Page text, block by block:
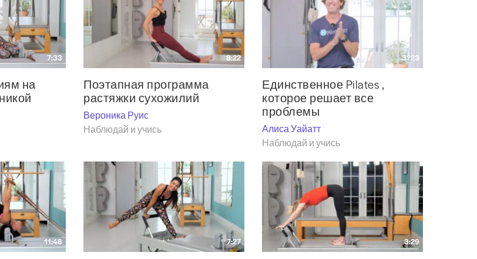
7:33
на
8:22
Поэтапная программа
растяжки сухожилий
Вероника Руис
Наблюдай и учись
3?23
Единственное Pilates ,
которое решает все
проблемы
Алиса Уайатт
Наблюдай и учись
11:48 7:27 3:29